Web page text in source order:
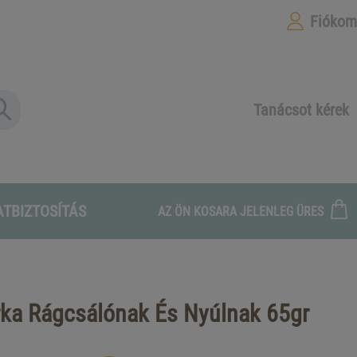
Fiókom
Tanácsot kérek
AZ ÖN KOSARA JELENLEG ÜRES
Rágcsálónak És Nyúlnak 65gr